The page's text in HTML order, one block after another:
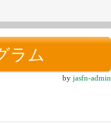
ラム
by jasfn-admin